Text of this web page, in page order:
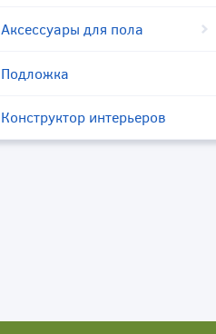
Аксессуары для пола
Подложка
Конструктор интерьеров